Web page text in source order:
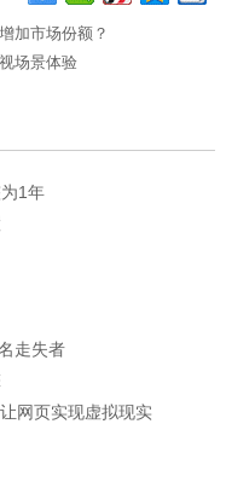
加市场份额？
场景体验
1年
走失者
网页实现虚拟现实